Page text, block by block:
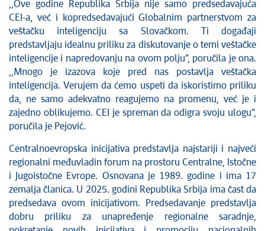
,,Ove godine Republika Srbija nije samo predsedavajuća
CEI-a, već i kopredsedavajući Globalnim partnerstvom za
veštačku inteligenciju sa Slovačkom. Ti događaji
predstavljaju idealnu priliku za diskutovanje o temi veštačke
inteligencije i napredovanju na ovom polju”, poručila je ona.
,,Mnogo je izazova koje pred nas postavlja veštačka
inteligencija. Verujem da ćemo uspeti da iskoristimo priliku
da, ne samo adekvatno reagujemo na promenu, već je i
zajedno oblikujemo. CEI je spreman da odigra svoju ulogu”,
poručila je Pejović.
Centralnoevropska inicijativa predstavlja najstariji i najveći
regionalni međuvladin forum na prostoru Centralne, Istočne
i Jugoistočne Evrope. Osnovana je 1989. godine i ima 17
zemalja članica. U 2025. godini Republika Srbija ima čast da
predsedava ovom inicijativom. Predsedavanje predstavlja
dobru priliku za unapređenje regionalne saradnje,